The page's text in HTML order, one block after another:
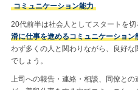
コミュニケーション能力
20代前半は社会人としてスタートを切
滑に仕事を進めるコミュニケーション
わず多くの人と関わりながら、良好
でしょう。
上司への報告・連絡・相談、同僚と